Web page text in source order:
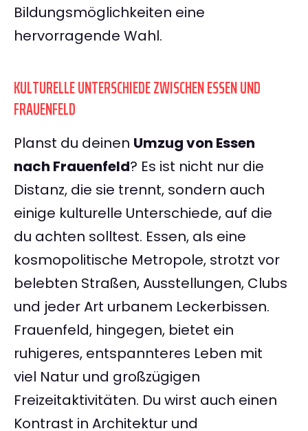
Bildungsmöglichkeiten eine
hervorragende Wahl.
KULTURELLE UNTERSCHIEDE ZWISCHEN ESSEN UND
FRAUENFELD
Planst du deinen Umzug von Essen
nach Frauenfeld? Es ist nicht nur die
Distanz, die sie trennt, sondern auch
einige kulturelle Unterschiede, auf die
du achten solltest. Essen, als eine
kosmopolitische Metropole, strotzt vor
belebten Straßen, Ausstellungen, Clubs
und jeder Art urbanem Leckerbissen.
Frauenfeld, hingegen, bietet ein
ruhigeres, entspannteres Leben mit
viel Natur und großzügigen
Freizeitaktivitäten. Du wirst auch einen
Kontrast in Architektur und